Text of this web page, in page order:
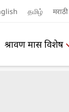
தமிழ் मराठी
श्रावण मास विशेष